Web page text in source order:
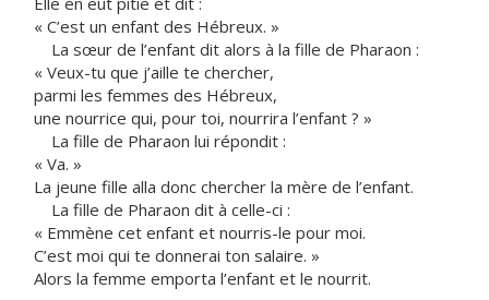
« C’est un enfant des Hébreux. »
La sœur de l’enfant dit alors à la fille de Pharaon :
« Veux-tu que j’aille te chercher,
parmi les femmes des Hébreux,
une nourrice qui, pour toi, nourrira l’enfant ? »
La fille de Pharaon lui répondit :
« Va. »
La jeune fille alla donc chercher la mère de l’enfant.
La fille de Pharaon dit à celle-ci :
« Emmène cet enfant et nourris-le pour moi.
C’est moi qui te donnerai ton salaire. »
Alors la femme emporta l’enfant et le nourrit.